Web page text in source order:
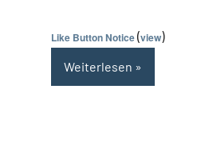
Like Button Notice(view)
Weiterlesen